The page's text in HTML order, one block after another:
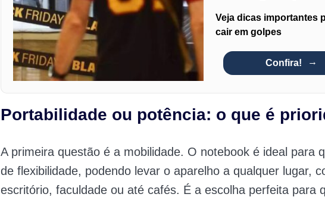
Veja dicas importantes
cair em golpes
Confira!
Portabilidade ou potência: o que é
A primeira questão é a mobilidade. O notebook é ideal para
de flexibilidade, podendo levar o aparelho a qualquer lugar,
escritório, faculdade ou até cafés. É a escolha perfeita para